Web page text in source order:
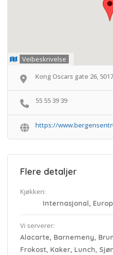
Veibeskrivelse
Kong Oscars gate 26,
55 55 39 39
https://
Flere detaljer
Kjøkken:
Internasjonal,
Vi serverer:
Alacarte, Barnemeny,
Frokost, Kaker, Lunch,